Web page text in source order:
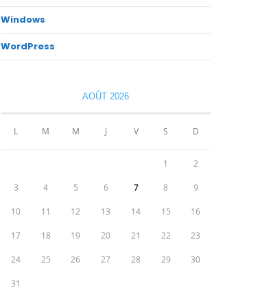
Windows
WordPress
AOÛT 2026
L M M J V S D
1 2
3 4 5 6 7 8 9
10 11 12 13 14 15 16
17 18 19 20 21 22 23
24 25 26 27 28 29 30
31